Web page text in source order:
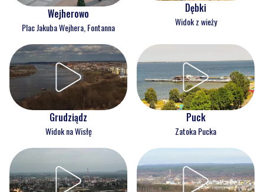
Wejherowo
Plac Jakuba Wejhera, Fontanna
Dębki
Widok z wieży
Grudziądz
Widok na Wisłę
Puck
Zatoka Pucka